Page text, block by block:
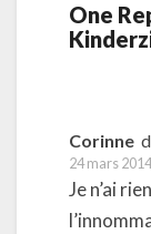
One
Corinne
24 mars
Je n’ai